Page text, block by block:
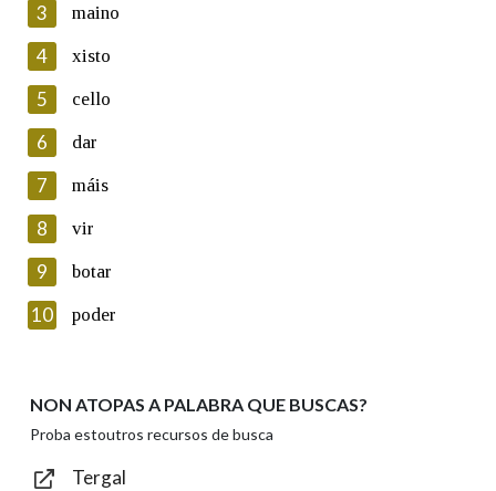
En cumprimento da normativa vixente en materia de
Protección de Datos de Carácter Persoal, a Real Academia
Galega informa a aqueles usuarios que faciliten o seu correo
electrónico, así como calquera outra información de carácter
persoal, que estes datos serán obxecto de tratamento
automatizado de carácter confidencial e incorporados aos seus
ficheiros informáticos. Así mesmo, os usuarios poderán exercer o
seu dereito de acceso, rectificación, oposición e cancelación dos
seus datos poñéndose en contacto connosco.
Lin e acepto as condicións da política de
Introduce o código que aparece na imaxe:
Texto de verificación
3 maino
4 xisto
5 cello
6 dar
7 máis
8 vir
9 botar
10 poder
NON ATOPAS A PALABRA QUE BUSCAS?
Proba estoutros recursos de busca
Tergal